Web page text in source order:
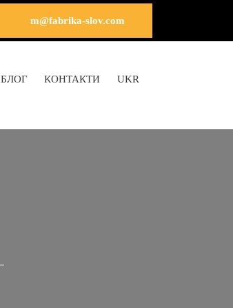
m@fabrika-slov.com
БЛОГ КОНТАКТИ UKR